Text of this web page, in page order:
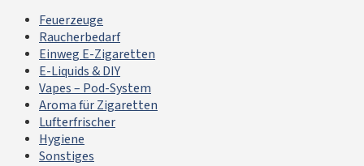
Feuerzeuge
Raucherbedarf
Einweg E-Zigaretten
E-Liquids & DIY
Vapes – Pod-System
Aroma für Zigaretten
Lufterfrischer
Hygiene
Sonstiges